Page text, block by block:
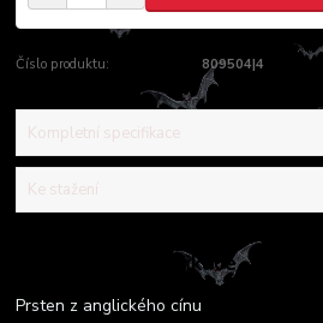
Číslo produktu: 809504|4
Kompletní specifikace
Ke stažení
Kompletní specifikace
Prsten z anglického cínu